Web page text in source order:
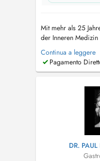
Mit mehr als 25
der Inneren
begleitet Dr. Hans-
Patientinnen und
Kompetenz,
Krankheit. Seine
Continua a leggere
Pagamento
DR. PAUL